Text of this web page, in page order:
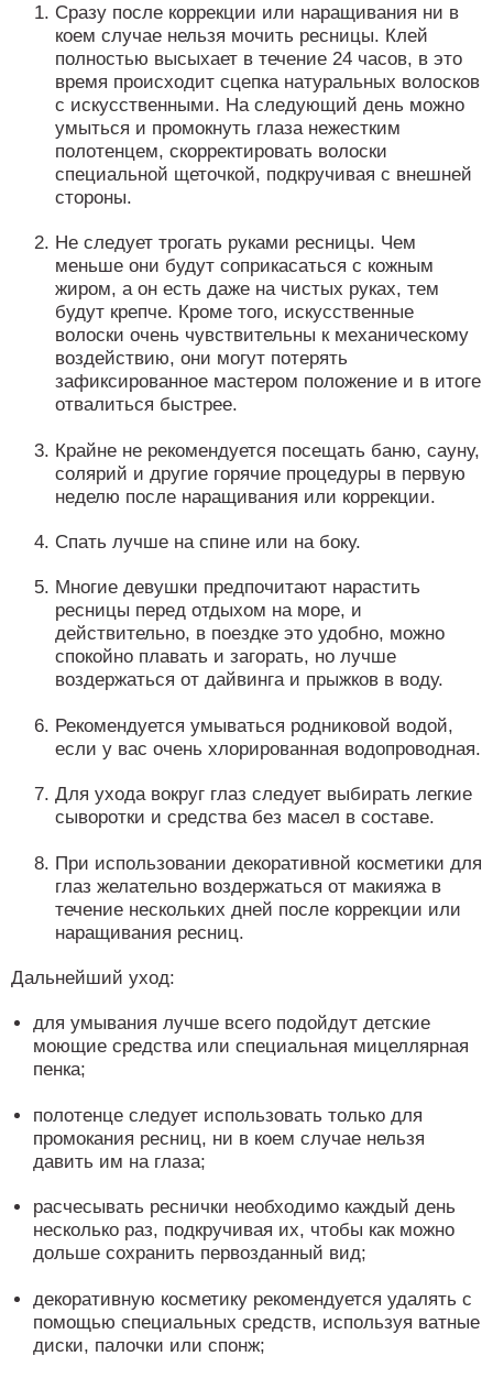
Сразу после коррекции или наращивания ни в
коем случае нельзя мочить ресницы. Клей
полностью высыхает в течение 24 часов, в это
время происходит сцепка натуральных волосков
с искусственными. На следующий день можно
умыться и промокнуть глаза нежестким
полотенцем, скорректировать волоски
специальной щеточкой, подкручивая с внешней
стороны.
Не следует трогать руками ресницы. Чем
меньше они будут соприкасаться с кожным
жиром, а он есть даже на чистых руках, тем
будут крепче. Кроме того, искусственные
волоски очень чувствительны к механическому
воздействию, они могут потерять
зафиксированное мастером положение и в итоге
отвалиться быстрее.
Крайне не рекомендуется посещать баню, сауну,
солярий и другие горячие процедуры в первую
неделю после наращивания или коррекции.
Спать лучше на спине или на боку.
Многие девушки предпочитают нарастить
ресницы перед отдыхом на море, и
действительно, в поездке это удобно, можно
спокойно плавать и загорать, но лучше
воздержаться от дайвинга и прыжков в воду.
Рекомендуется умываться родниковой водой,
если у вас очень хлорированная водопроводная.
Для ухода вокруг глаз следует выбирать легкие
сыворотки и средства без масел в составе.
При использовании декоративной косметики для
глаз желательно воздержаться от макияжа в
течение нескольких дней после коррекции или
наращивания ресниц.
Дальнейший уход:
для умывания лучше всего подойдут детские
моющие средства или специальная мицеллярная
пенка;
полотенце следует использовать только для
промокания ресниц, ни в коем случае нельзя
давить им на глаза;
расчесывать реснички необходимо каждый день
несколько раз, подкручивая их, чтобы как можно
дольше сохранить первозданный вид;
декоративную косметику рекомендуется удалять с
помощью специальных средств, используя ватные
диски, палочки или спонж;